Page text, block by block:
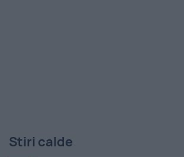
Stiri calde